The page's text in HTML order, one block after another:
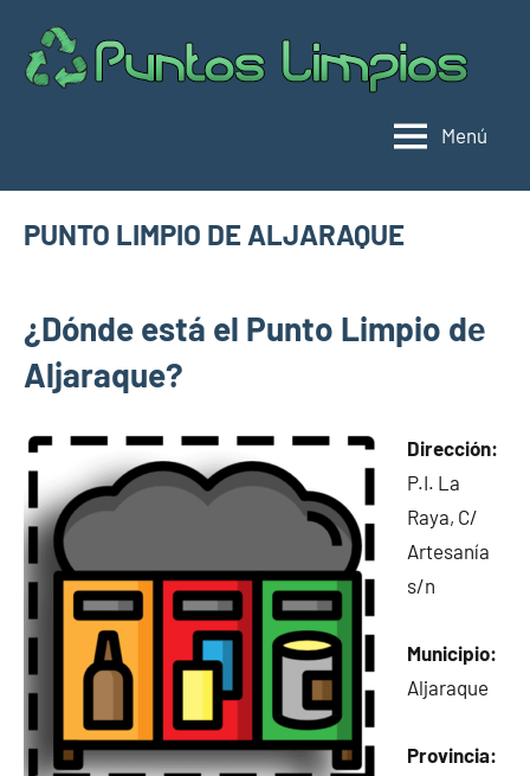
contenido
Menú
PUNTO LIMPIO DE ALJARAQUE
limpios en
municipios
de Huelva
2025
¿Dónde está el Punto Limpio dе
Aljaraque?
Dirección:
P.I. La
Raya, C/
Artesanía
s/n
Municipio:
Aljaraque
Provincia: